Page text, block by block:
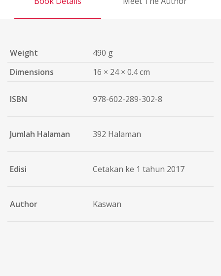
Weight
490 g
Dimensions
16 × 24 × 0.4 cm
ISBN 978-602-289-302-8
Jumlah Halaman 392 Halaman
Edisi Cetakan ke 1 tahun 2017
Author Kaswan